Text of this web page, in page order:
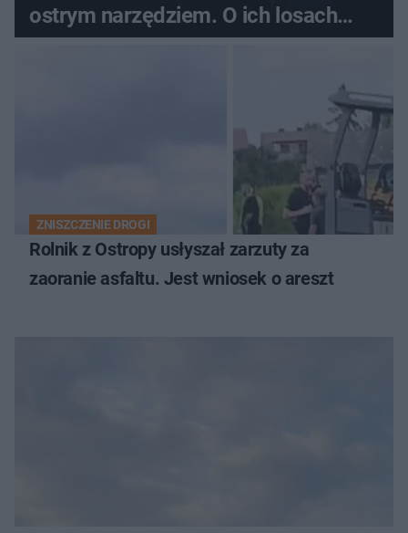
ostrym narzędziem. O ich losach
zdecyduje sąd rodzinny
ZNISZCZENIE DROGI
Rolnik z Ostropy usłyszał zarzuty za
zaoranie asfaltu. Jest wniosek o areszt